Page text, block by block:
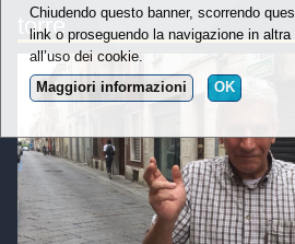
torre
Chiudendo questo banner, scorrendo
link o proseguendo la navigazione in
all’uso dei cookie.
Maggiori informazioni
OK